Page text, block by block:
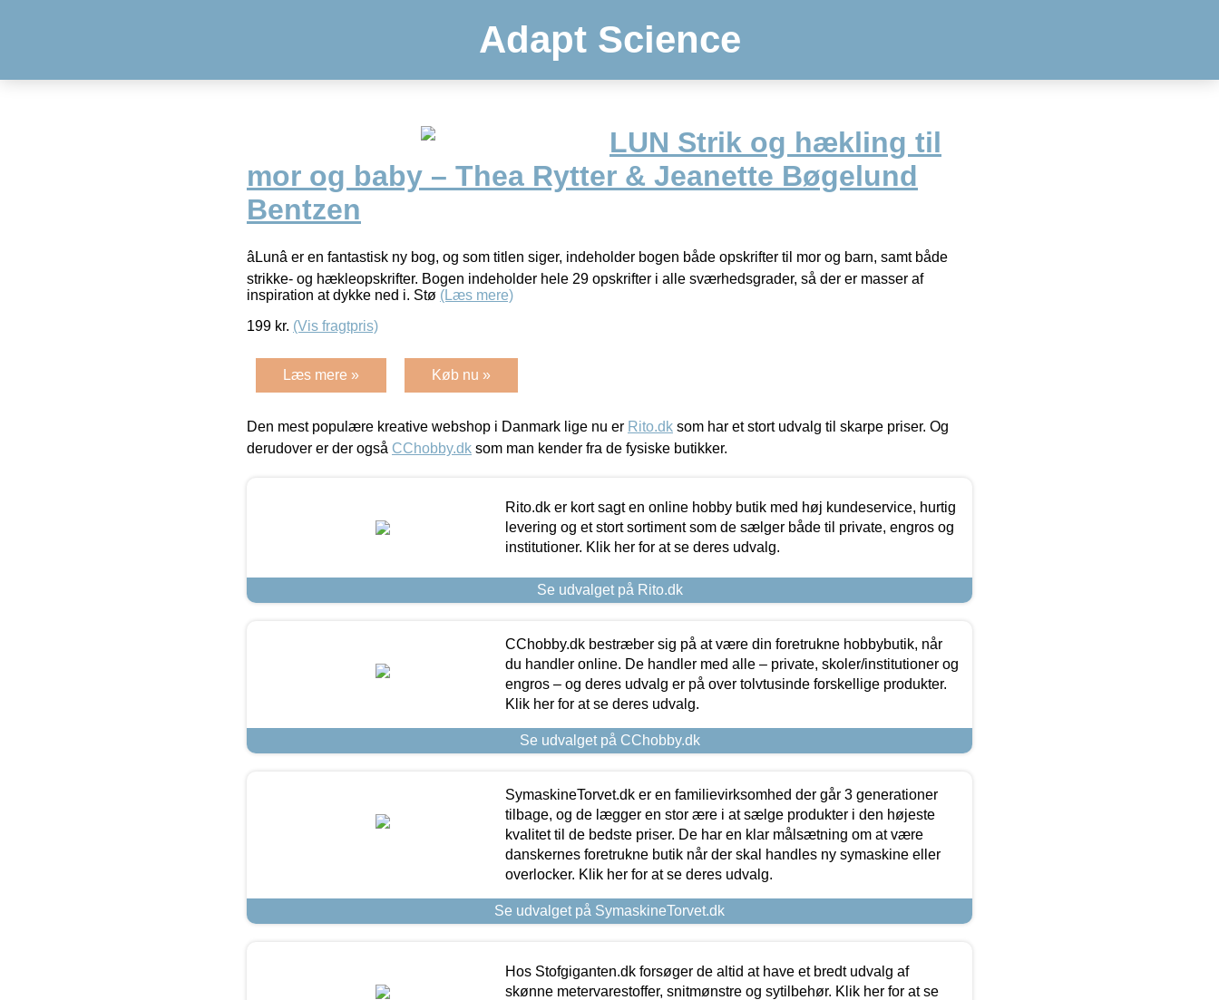
Adapt Science
LUN Strik og hækling til
mor og baby – Thea Rytter & Jeanette Bøgelund
Bentzen
âLunâ er en fantastisk ny bog, og som titlen siger, indeholder bogen både opskrifter til mor og barn, samt både
strikke- og hækleopskrifter. Bogen indeholder hele 29 opskrifter i alle sværhedsgrader, så der er masser af
inspiration at dykke ned i. Stø (Læs mere)
199 kr. (Vis fragtpris)
Læs mere » Køb nu »
Den mest populære kreative webshop i Danmark lige nu er Rito.dk som har et stort udvalg til skarpe priser. Og
derudover er der også CChobby.dk som man kender fra de fysiske butikker.
Rito.dk er kort sagt en online hobby butik med høj kundeservice, hurtig
levering og et stort sortiment som de sælger både til private, engros og
institutioner. Klik her for at se deres udvalg.
Se udvalget på Rito.dk
CChobby.dk bestræber sig på at være din foretrukne hobbybutik, når
du handler online. De handler med alle – private, skoler/institutioner og
engros – og deres udvalg er på over tolvtusinde forskellige produkter.
Klik her for at se deres udvalg.
Se udvalget på CChobby.dk
SymaskineTorvet.dk er en familievirksomhed der går 3 generationer
tilbage, og de lægger en stor ære i at sælge produkter i den højeste
kvalitet til de bedste priser. De har en klar målsætning om at være
danskernes foretrukne butik når der skal handles ny symaskine eller
overlocker. Klik her for at se deres udvalg.
Se udvalget på SymaskineTorvet.dk
Hos Stofgiganten.dk forsøger de altid at have et bredt udvalg af
skønne metervarestoffer, snitmønstre og sytilbehør. Klik her for at se